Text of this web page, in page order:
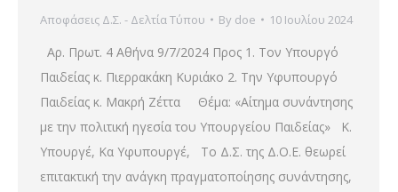
Αποφάσεις Δ.Σ. - Δελτία Τύπου By doe 10 Ιουλίου 2024
Αρ. Πρωτ. 4 Αθήνα 9/7/2024 Προς 1. Τoν Υπουργό
Παιδείας κ. Πιερρακάκη Κυριάκο 2. Την Υφυπουργό
Παιδείας κ. Μακρή Ζέττα Θέμα: «Αίτημα συνάντησης
με την πολιτική ηγεσία του Υπουργείου Παιδείας» Κ.
Υπουργέ, Κα Υφυπουργέ, Το Δ.Σ. της Δ.Ο.Ε. θεωρεί
επιτακτική την ανάγκη πραγματοποίησης συνάντησης,